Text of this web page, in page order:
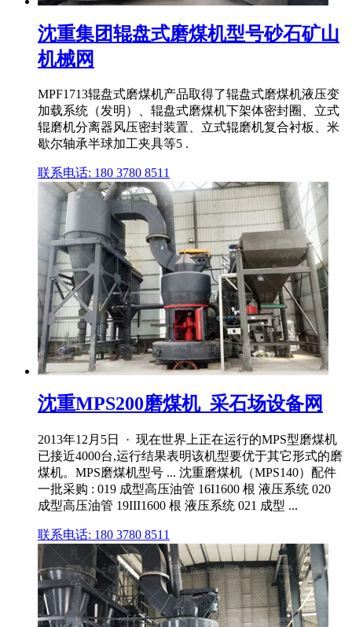
沈重集团辊盘式磨煤机型号砂石矿山
机械网
MPF1713辊盘式磨煤机产品取得了辊盘式磨煤机液压变
加载系统（发明）、辊盘式磨煤机下架体密封圈、立式
辊磨机分离器风压密封装置、立式辊磨机复合衬板、米
歇尔轴承半球加工夹具等5 .
联系电话: 180 3780 8511
沈重MPS200磨煤机_采石场设备网
2013年12月5日 · 现在世界上正在运行的MPS型磨煤机
已接近4000台,运行结果表明该机型要优于其它形式的磨
煤机。MPS磨煤机型号 ... 沈重磨煤机（MPS140）配件
一批采购 : 019 成型高压油管 16I1600 根 液压系统 020
成型高压油管 19III1600 根 液压系统 021 成型 ...
联系电话: 180 3780 8511